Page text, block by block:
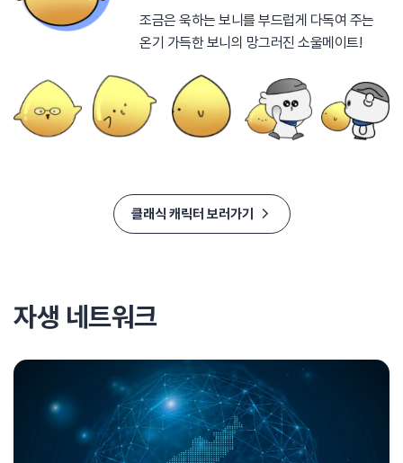
조금은 욱하는 보니를 부드럽게 다독여 주는
온기 가득한 보니의 망그러진 소울메이트!
클래식 캐릭터 보러가기
자생 네트워크